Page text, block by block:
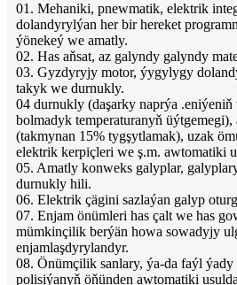
01. Mehaniki, pnewmatik, elektrik
dolandyrylýan her bir hereket
ýönekeý we amatly.
02. Has aňsat, az galyndy galyndy
03. Gyzdyryjy motor, ýygylygy
takyk we durnukly.
04 durnukly (daşarky naprýa
bolmadyk temperaturanyň üýtgemegi),
(takmynan 15% tygşytlamak), uzak
elektrik kerpiçleri we ş.m. awtomatiki
05. Amatly konweks galyplar,
durnukly hili.
06. Elektrik çägini sazlaýan galyp
07. Enjam önümleri has çalt we has
mümkinçilik berýän howa sowadyjy
enjamlaşdyrylandyr.
08. Önümçilik sanlary, ýa-da faýl
polisiýanyň öňünden awtomatiki